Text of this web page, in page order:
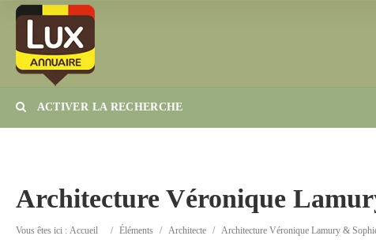
ACTIVER LA RECHERCHE
Catégorie Lieu
Architecture Véronique
Vous êtes ici : Accueil / Éléments / Architecte / Architecture Véronique Lamury &